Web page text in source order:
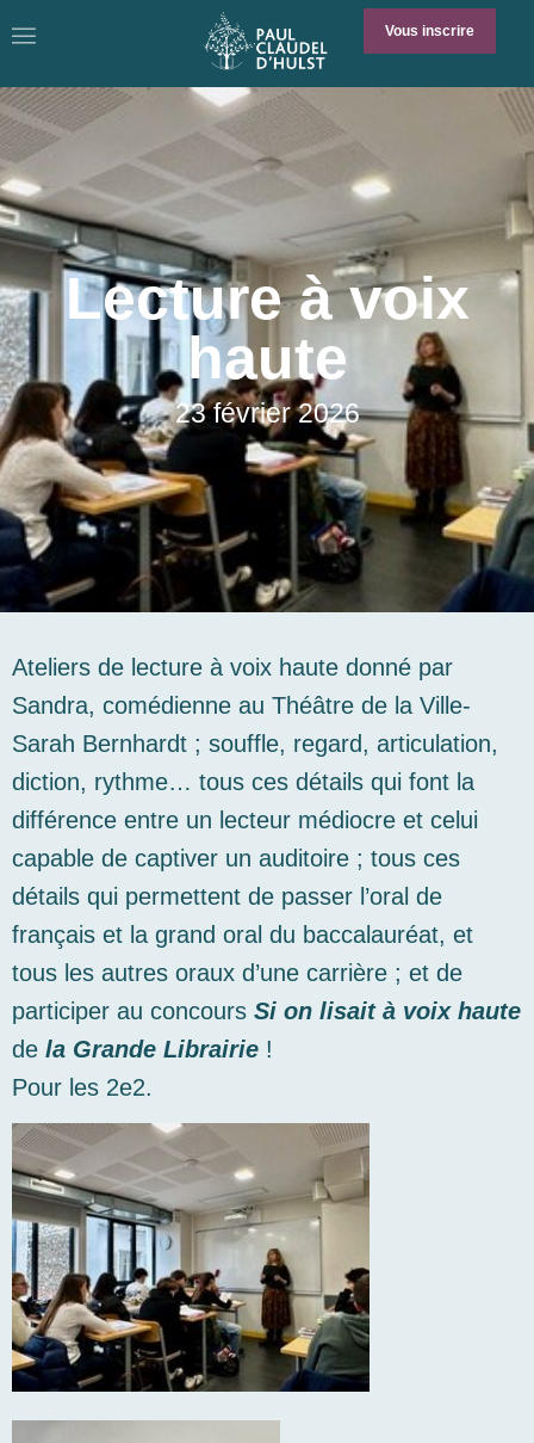
Vous inscrire
Lecture à voix
haute
23 février 2026
Ateliers de lecture à voix haute donné par
Sandra, comédienne au Théâtre de la Ville-
Sarah Bernhardt ; souffle, regard, articulation,
diction, rythme… tous ces détails qui font la
différence entre un lecteur médiocre et celui
capable de captiver un auditoire ; tous ces
détails qui permettent de passer l’oral de
français et la grand oral du baccalauréat, et
tous les autres oraux d’une carrière ; et de
participer au concours Si on lisait à voix haute
de la Grande Librairie !
Pour les 2e2.